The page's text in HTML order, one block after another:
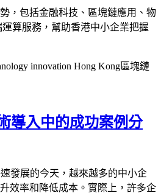
，包括金融科技、區塊鏈應用、物
算服務，幫助香港中小企業把握
innovation Hong Kong區塊鏈
導入中的成功案例分
發展的今天，越來越多的中小企
效率和降低成本。實際上，許多企